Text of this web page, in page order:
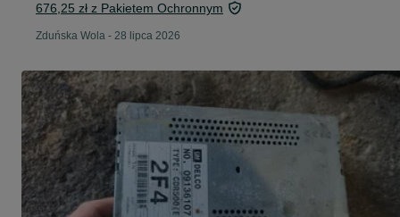
676,25 zł z Pakietem Ochronnym
Zduńska Wola - 28 lipca 2026